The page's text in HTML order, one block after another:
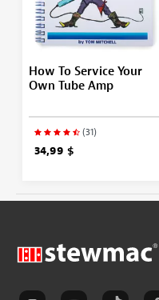
How To Service Your
Own Tube Amp
(31)
34,99 $